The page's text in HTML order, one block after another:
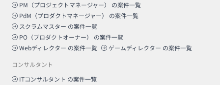
PM（プロジェクトマネージャー）
の案件一覧
PdM（プロダクトマネージャー）
の案件一覧
スクラムマスター の案件一覧
PO（プロダクトオーナー）
の案件一覧
Webディレクター の案件一覧 ゲームディレクター の案件一覧
コンサルタント
ITコンサルタント の案件一覧